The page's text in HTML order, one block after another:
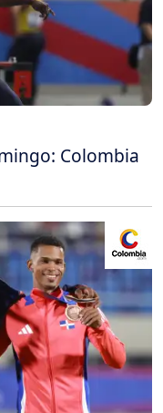
Colombia